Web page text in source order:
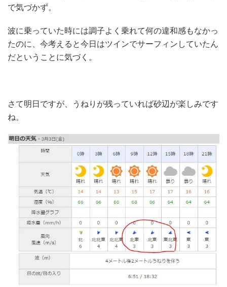
で気づかず。
波に乗っていた時には調子よく乗れて何の違和感もなかっ
たのに、今考えると今日はツインでサーフィンしていたん
だということに気づく。
さて明日ですが、うねりが残っていれば砂辺が楽しみです
ね。